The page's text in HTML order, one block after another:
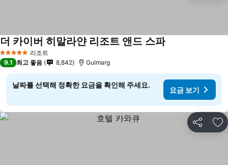
5 성급 리조트
더 카이버 히말라얀 리조트 앤드 스파
9.1 최고 좋음 8,842 Gulmarg
날짜를 선택해 정확한 요금을 확인해 주세요.
요금 보기
공유 즐